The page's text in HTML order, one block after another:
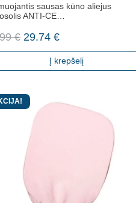
sausas kūno aliejus
ANTI-CE…
€ Original
price
29.74 €Current
price
is:
Į krepšelį